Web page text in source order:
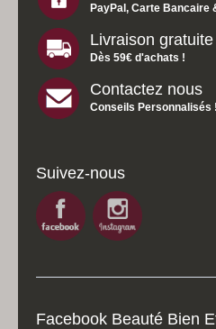
PayPal, Carte Bancaire
Livraison gratuite
Dès 59€ d'achats !
Contactez nous
Conseils Personnalisés !
Suivez-nous
Facebook Beauté Bien